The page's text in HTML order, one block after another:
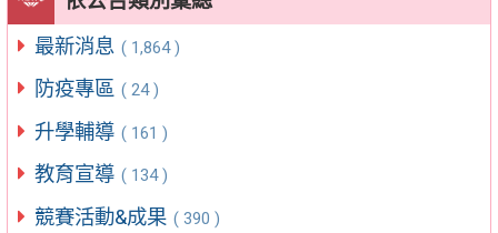
最新消息 ( 1,864 )
防疫專區 ( 24 )
升學輔導 ( 161 )
教育宣導 ( 134 )
競賽活動&成果 ( 390 )